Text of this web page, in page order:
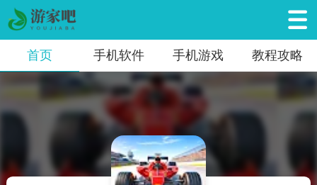
首页 手机软件 手机游戏 教程攻略